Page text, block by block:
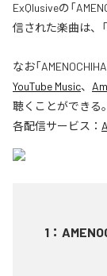
ExQlusiveの「
信された楽曲は、
なお「
YouTube Music、
聴くことができる。
各配信サービス：
1 ：